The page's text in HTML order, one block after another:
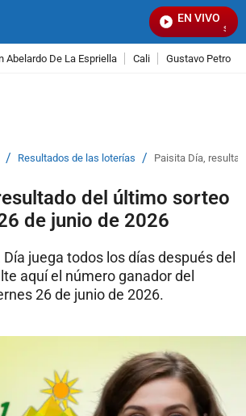
EN VIVO
Señal
Abelardo De La Espriella Cali Gustavo Petro
/ Resultados de las loterías / Paisita Día,
del último sorteo
de junio de 2026
juega todos los días después del
aquí el número ganador del
26 de junio de 2026.